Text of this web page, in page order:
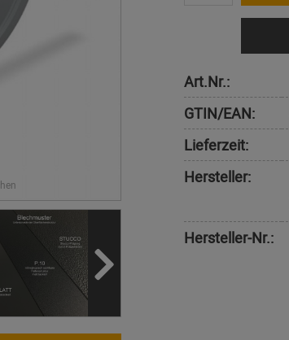
Art.Nr.:
GTIN/EAN:
Lieferzeit:
Hersteller:
Hersteller-Nr.: